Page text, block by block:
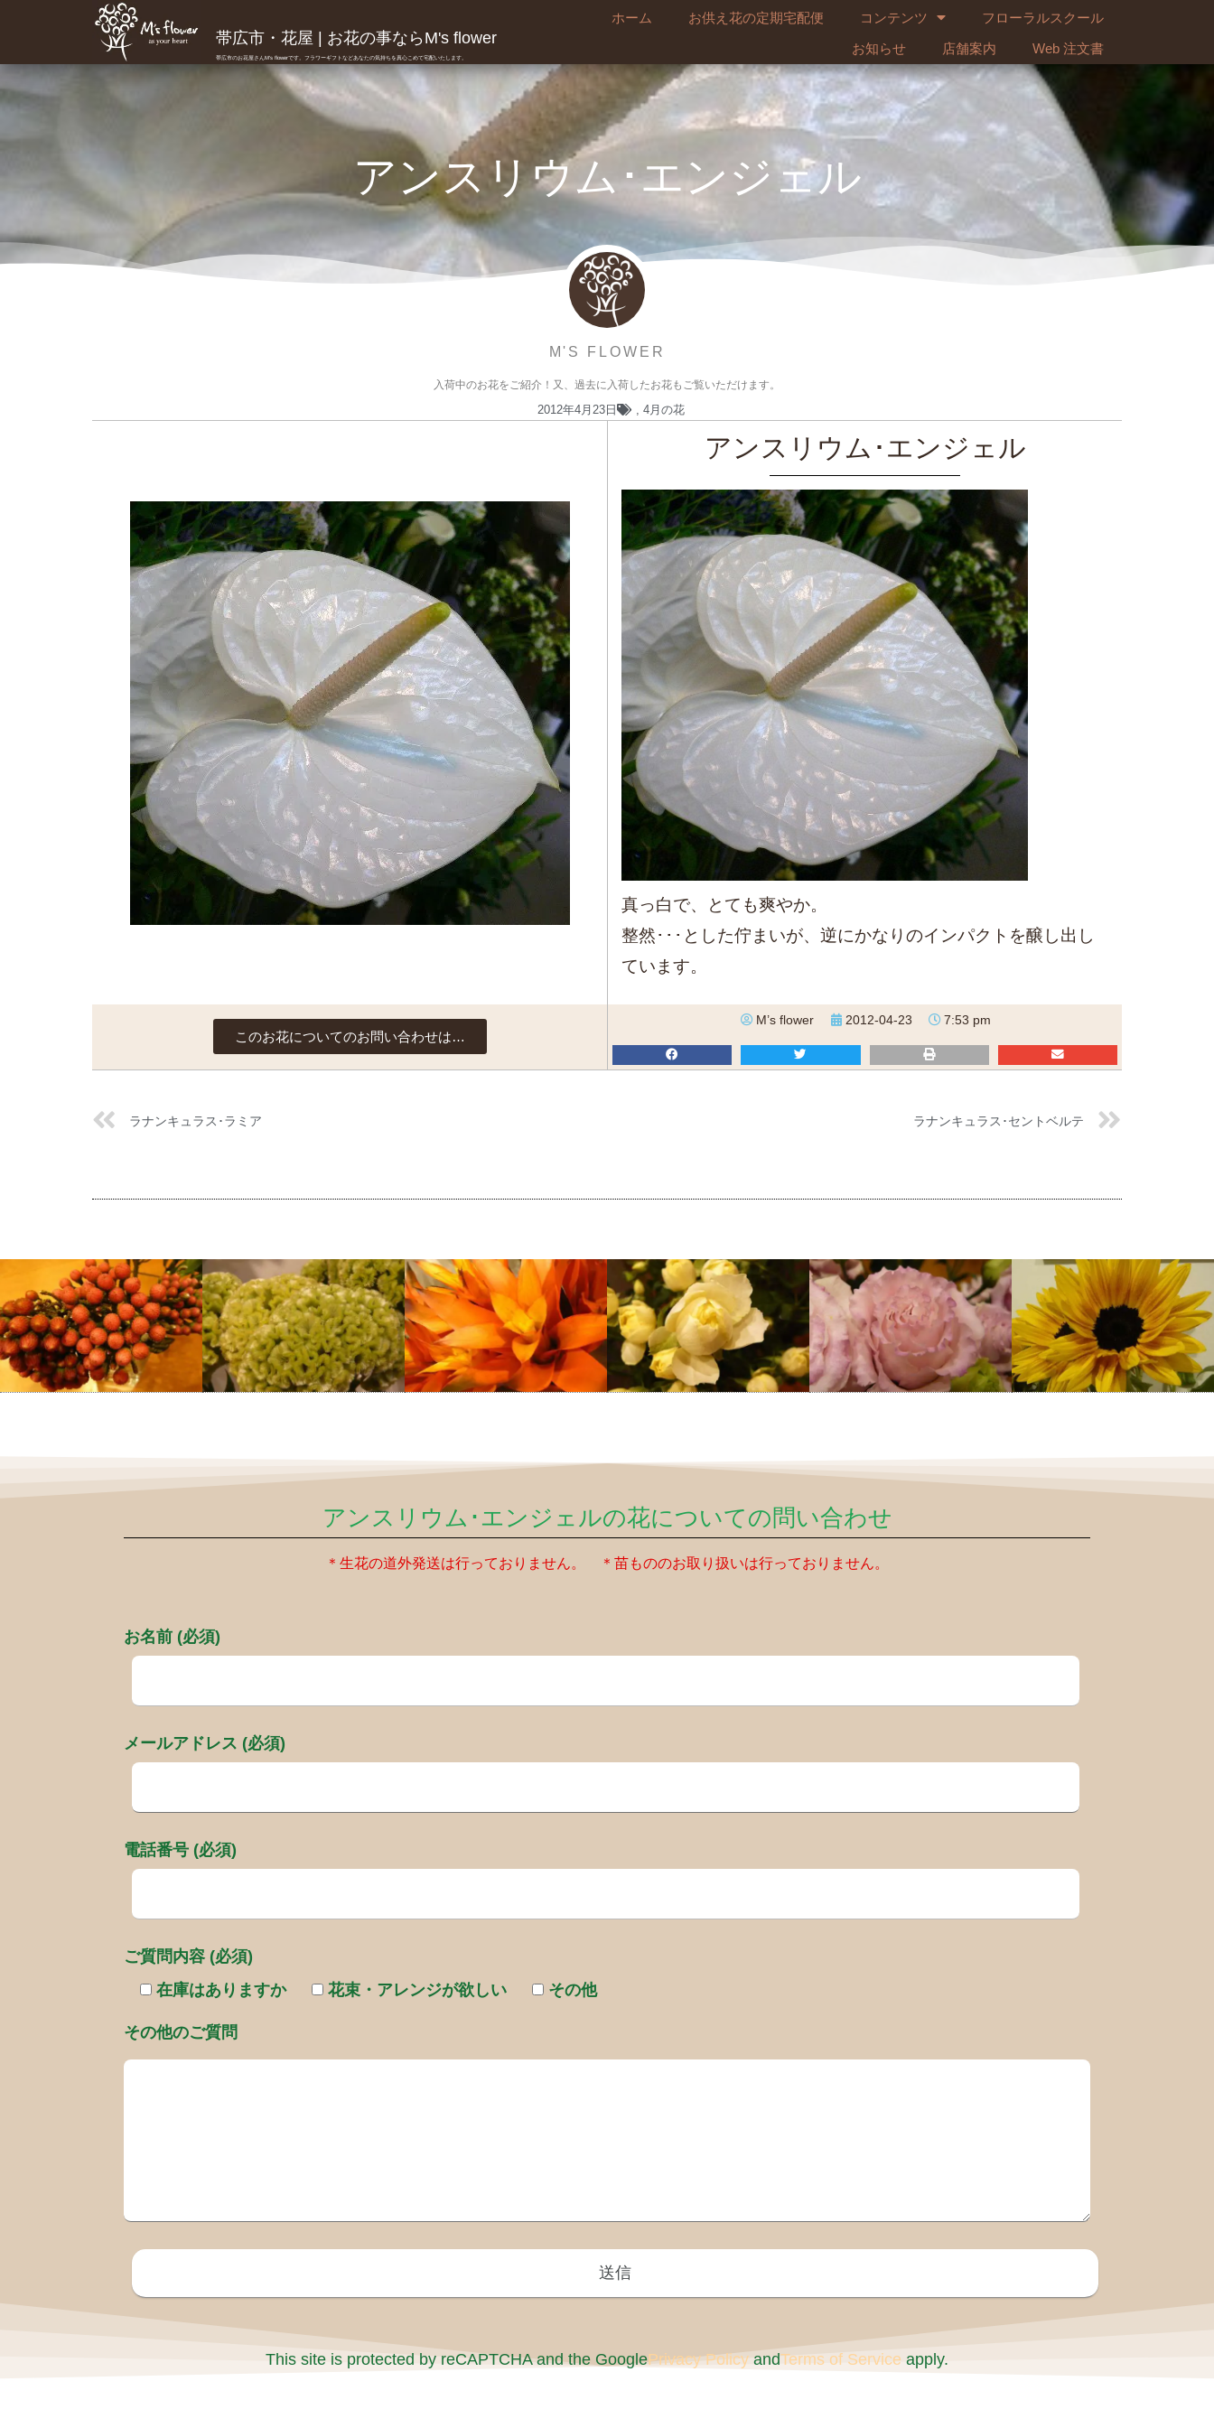
帯広市・花屋 | お花の事ならM's flower
帯広市のお花屋さんM's flowerです。フラワーギフトなどあなたの気持ちを真心こめて宅配いたします。
ホーム お供え花の定期宅配便 コンテンツ
フローラルスクール
お知らせ
店舗案内 Web 注文書
アンスリウム･エンジェル
M'S FLOWER
入荷中のお花をご紹介！又、過去に入荷したお花もご覧いただけます。
2012年4月23日 4月の花
アンスリウム･エンジェル
真っ白で、とても爽やか。
整然･･･とした佇まいが、逆にかなりのインパクトを醸し出し
ています。
このお花についてのお問い合わせは…
M’s flower 2012-04-23 7:53 pm
ラナンキュラス･ラミア ラナンキュラス･セントベルテ
アンスリウム･エンジェルの花についての問い合わせ
＊生花の道外発送は行っておりません。 ＊苗もののお取り扱いは行っておりません。
お名前 (必須)
メールアドレス (必須)
電話番号 (必須)
ご質問内容 (必須)
在庫はありますか
花束・アレンジが欲しい その他
その他のご質問
This site is protected by reCAPTCHA and the GooglePrivacy Policy andTerms of Service apply.